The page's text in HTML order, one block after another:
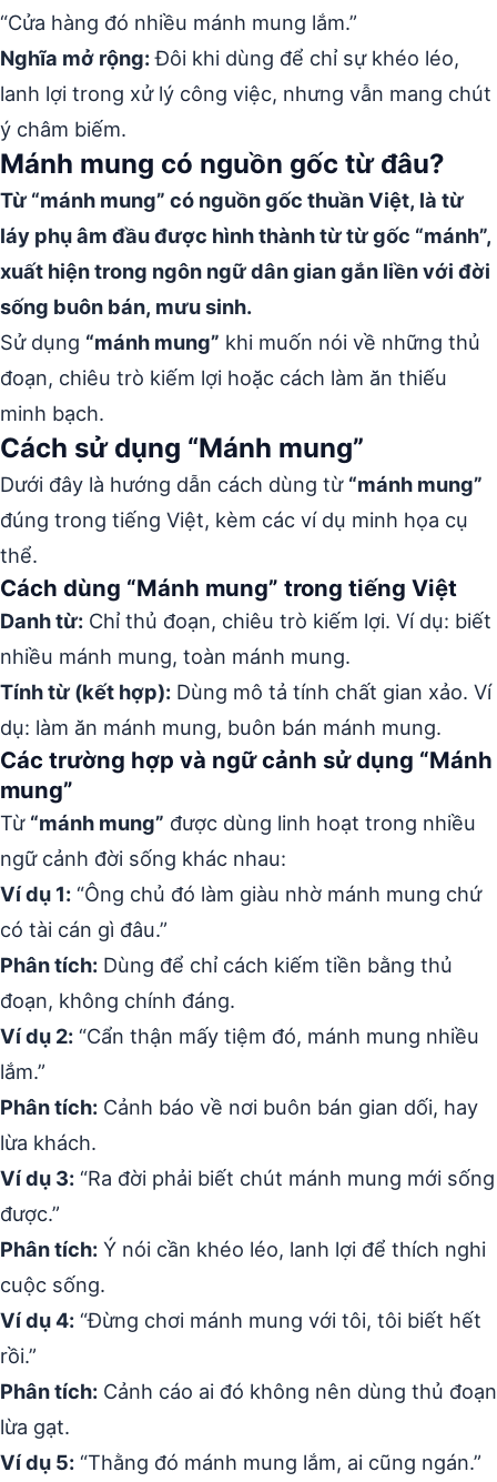
“Cửa hàng đó nhiều mánh mung lắm.”
Nghĩa mở rộng:Đôi khi dùng để chỉ sự khéo léo,
lanh lợi trong xử lý công việc, nhưng vẫn mang chút
ý châm biếm.
Mánh mung có nguồn gốc từ đâu?
Từ “mánh mung” có nguồn gốc thuần Việt, là từ
láy phụ âm đầu được hình thành từ từ gốc “mánh”,
xuất hiện trong ngôn ngữ dân gian gắn liền với đời
sống buôn bán, mưu sinh.
Sử dụng “mánh mung” khi muốn nói về những thủ
đoạn, chiêu trò kiếm lợi hoặc cách làm ăn thiếu
minh bạch.
Cách sử dụng “Mánh mung”
Dưới đây là hướng dẫn cách dùng từ “mánh mung”
đúng trong tiếng Việt, kèm các ví dụ minh họa cụ
thể.
Cách dùng “Mánh mung” trong tiếng Việt
Danh từ: Chỉ thủ đoạn, chiêu trò kiếm lợi. Ví dụ: biết
nhiều mánh mung, toàn mánh mung.
Tính từ (kết hợp): Dùng mô tả tính chất gian xảo. Ví
dụ: làm ăn mánh mung, buôn bán mánh mung.
Các trường hợp và ngữ cảnh sử dụng “Mánh
mung”
Từ “mánh mung” được dùng linh hoạt trong nhiều
ngữ cảnh đời sống khác nhau:
Ví dụ 1: “Ông chủ đó làm giàu nhờ mánh mung chứ
có tài cán gì đâu.”
Phân tích: Dùng để chỉ cách kiếm tiền bằng thủ
đoạn, không chính đáng.
Ví dụ 2: “Cẩn thận mấy tiệm đó, mánh mung nhiều
lắm.”
Phân tích: Cảnh báo về nơi buôn bán gian dối, hay
lừa khách.
Ví dụ 3: “Ra đời phải biết chút mánh mung mới sống
được.”
Phân tích: Ý nói cần khéo léo, lanh lợi để thích nghi
cuộc sống.
Ví dụ 4: “Đừng chơi mánh mung với tôi, tôi biết hết
rồi.”
Phân tích: Cảnh cáo ai đó không nên dùng thủ đoạn
lừa gạt.
Ví dụ 5: “Thằng đó mánh mung lắm, ai cũng ngán.”